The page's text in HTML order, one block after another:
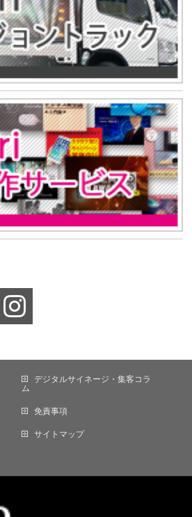
デジタルサイネージ・集客コラ
ム
免責事項
サイトマップ